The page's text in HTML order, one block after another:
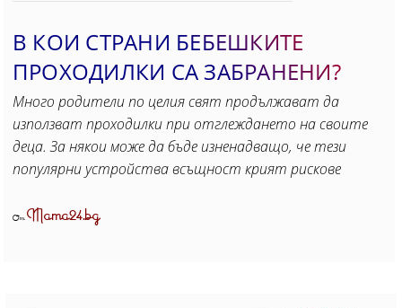
В КОИ СТРАНИ БЕБЕШКИТЕ
ПРОХОДИЛКИ СА ЗАБРАНЕНИ?
Много родители по целия свят продължават да
използват проходилки при отглеждането на своите
деца. За някои може да бъде изненадващо, че тези
популярни устройства всъщност крият рискове
ОтMama24.bg